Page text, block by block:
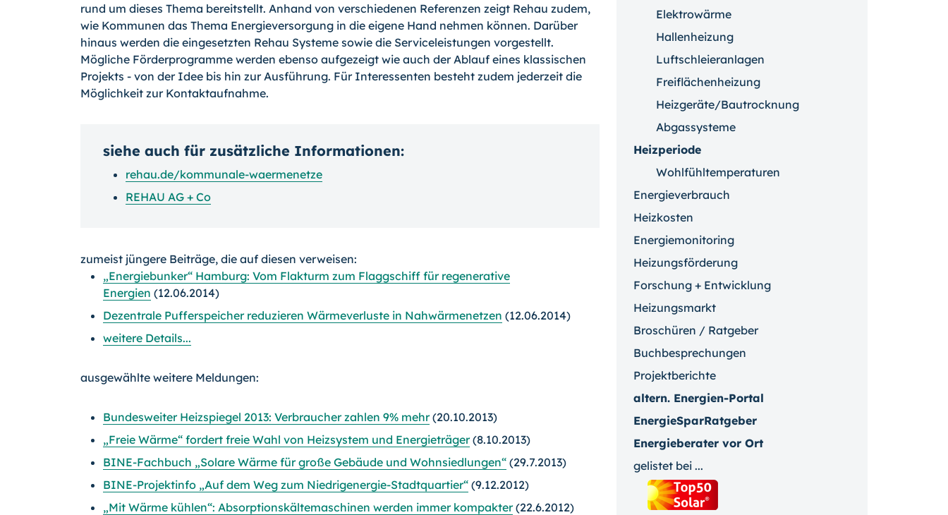
rund um dieses Thema bereitstellt. Anhand von verschiedenen Referenzen zeigt Rehau zudem,
wie Kommunen das Thema Energieversorgung in die eigene Hand neh­men können. Darüber
hinaus werden die eingesetzten Rehau Systeme sowie die Ser­viceleistungen vorgestellt.
Mögliche Förderprogramme werden ebenso aufgezeigt wie auch der Ablauf eines klassischen
Projekts - von der Idee bis hin zur Ausführung. Für Interessenten besteht zudem jederzeit die
Möglichkeit zur Kontaktaufnahme.
siehe auch für zusätzliche Informationen:
rehau.de/kommunale-waermenetze
REHAU AG + Co
zumeist jüngere Beiträge, die auf diesen verweisen:
„Energiebunker“ Hamburg: Vom Flakturm zum Flaggschiff für regenerative
Energien (12.06.2014)
Dezentrale Pufferspeicher reduzieren Wärmeverluste in Nahwärmenetzen (12.06.2014)
weitere Details...
ausgewählte weitere Meldungen:
Bundesweiter Heizspiegel 2013: Verbraucher zahlen 9% mehr(20.10.2013)
„Freie Wärme“ fordert freie Wahl von Heizsystem und Energieträger(8.10.2013)
BINE-Fachbuch „Solare Wärme für große Gebäude und Wohnsiedlungen“ (29.7.2013)
BINE-Projektinfo „Auf dem Weg zum Niedrigenergie-Stadtquartier“ (9.12.2012)
„Mit Wärme kühlen“: Absorptionskältemaschinen werden immer kompakter(22.6.2012)
Elektrowärme
Hallenheizung
Luftschleieranlagen
Freiflächenheizung
Heizgeräte/Bautrocknung
Abgassysteme
Heizperiode
Wohlfühltemperaturen
Energieverbrauch
Heizkosten
Energiemonitoring
Heizungsförderung
Forschung + Entwicklung
Heizungsmarkt
Broschüren / Ratgeber
Buchbesprechungen
Projektberichte
altern. Energien-Portal
EnergieSparRatgeber
Energieberater vor Ort
gelistet bei ...